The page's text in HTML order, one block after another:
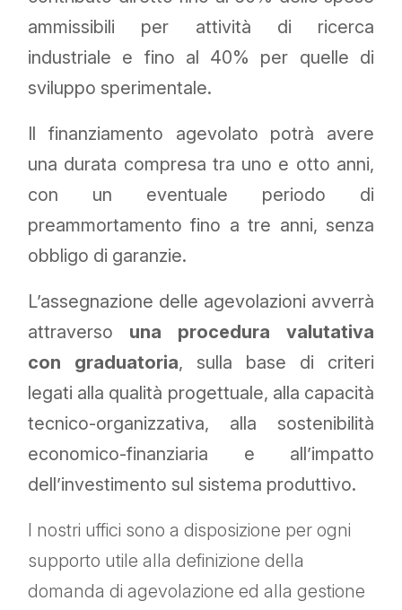
ammissibili per attività di ricerca
industriale e fino al 40% per quelle di
sviluppo sperimentale.
Il finanziamento agevolato potrà avere
una durata compresa tra uno e otto anni,
con un eventuale periodo di
preammortamento fino a tre anni, senza
obbligo di garanzie.
L’assegnazione delle agevolazioni avverrà
attraverso una procedura valutativa
con graduatoria, sulla base di criteri
legati alla qualità progettuale, alla capacità
tecnico-organizzativa, alla sostenibilità
economico-finanziaria e all’impatto
dell’investimento sul sistema produttivo.
I nostri uffici sono a disposizione per ogni
supporto utile alla definizione della
domanda di agevolazione ed alla gestione